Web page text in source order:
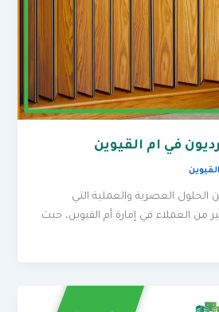
في ام القيوين
الحلول العصرية والعملية التي
من العملاء في إمارة أم القيوين، حيث